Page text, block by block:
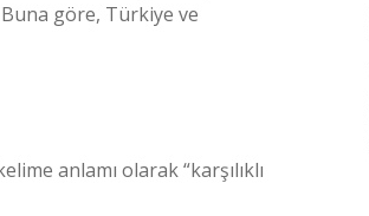
göre, Türkiye ve